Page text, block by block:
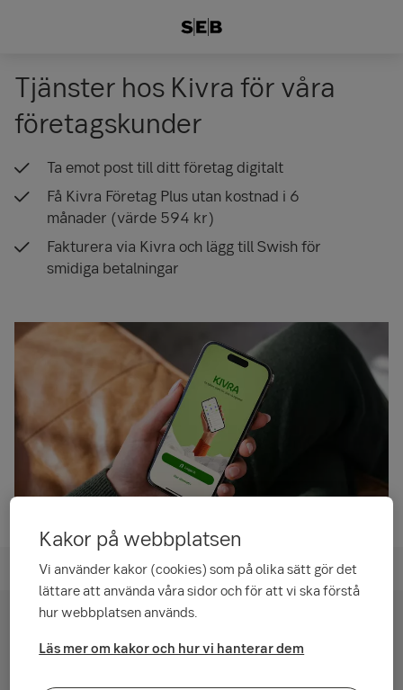
Tjänster hos Kivra för våra
företagskunder
Ta emot post till ditt företag digitalt
Få Kivra Företag Plus utan kostnad i 6
månader (värde 594 kr)
Fakturera via Kivra och lägg till Swish för
smidiga betalningar
Digitala tjänster
digital post från oss och många andra
Kakor på webbplatsen
Vi använder kakor (cookies) som på olika sätt gör det
lättare att använda våra sidor och för att vi ska förstå
hur webbplatsen används.
Läs mer om kakor och hur vi hanterar dem